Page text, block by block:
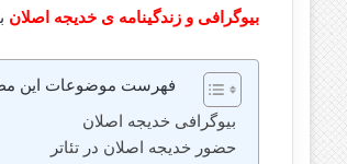
بیوگرافی و زندگینامه ی خدیجه اصلان
فهرست موضوعات این
بیوگرافی خدیجه اصلان
حضور خدیجه اصلان در تئاتر